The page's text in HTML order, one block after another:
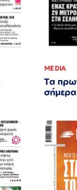
MEDIA
Τα
σήμερα